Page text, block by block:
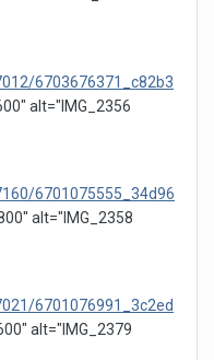
6703676371_c82b3
alt="IMG_2356
6701075555_34d96
alt="IMG_2358
6701076991_3c2ed
alt="IMG_2379